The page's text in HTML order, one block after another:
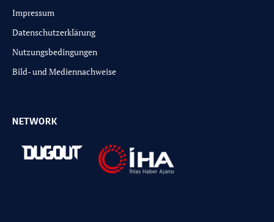
Impressum
Datenschutzerklärung
Nutzungsbedingungen
Bild- und Mediennachweise
NETWORK